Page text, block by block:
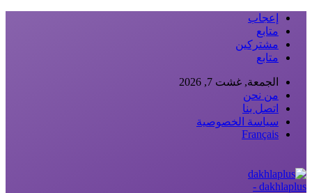
إعجاب
متابع
مشتركين
متابع
الجمعة, غشت 7, 2026
من نحن
اتصل بنا
سياسة الخصوصية
Français
dakhlaplus -